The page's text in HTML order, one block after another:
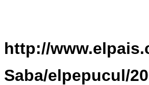
http://
Saba/elpepucul/